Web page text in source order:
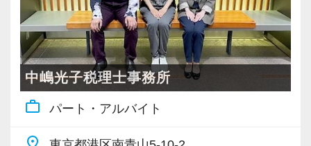
お客様とのコミュニケーションを非常に大切に
しています。
クライアントは資産家が多く、資産税を得意と
しています。
お仕事については、経験や能力に応じてお仕事
をお任せしますので安心して働いていただけま
中嶋光子税理士事務所
work_outline パート・アルバイト
place